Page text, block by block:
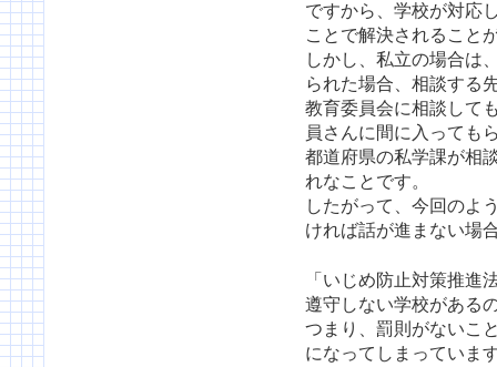
ですから、学校が対応
ことで解決されること
しかし、私立の場合は
られた場合、相談する
教育委員会に相談して
員さんに間に入っても
都道府県の私学課が相
れなことです。
したがって、今回のよ
ければ話が進まない場
「いじめ防止対策推進
遵守しない学校がある
つまり、罰則がないこ
になってしまっていま